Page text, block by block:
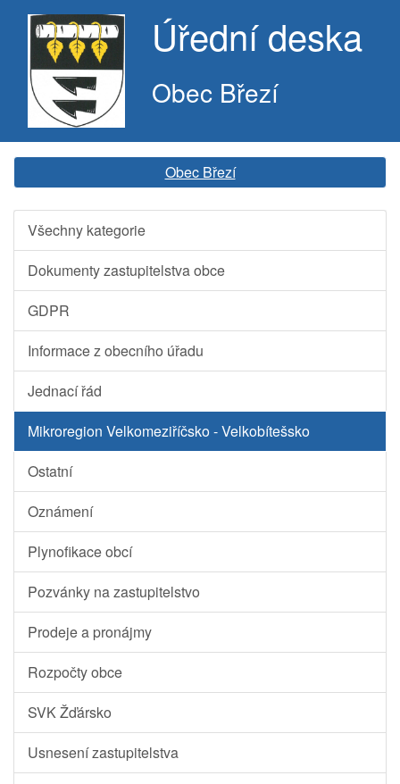
Úřední deska
Obec Březí
Obec Březí
Všechny kategorie
Dokumenty zastupitelstva obce
GDPR
Informace z obecního úřadu
Jednací řád
Mikroregion Velkomeziříčsko - Velkobítešsko
Ostatní
Oznámení
Plynofikace obcí
Pozvánky na zastupitelstvo
Prodeje a pronájmy
Rozpočty obce
SVK Žďársko
Usnesení zastupitelstva